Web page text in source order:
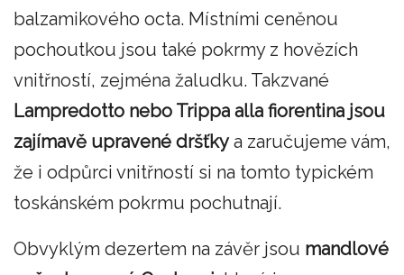
balzamikového octa. Místními ceněnou
pochoutkou jsou také pokrmy z hovězích
vnitřností, zejména žaludku. Takzvané
Lampredotto nebo Trippa alla fiorentina jsou
zajímavě upravené dršťkya zaručujeme vám,
že i odpůrci vnitřností si na tomto typickém
toskánském pokrmu pochutnají.
Obvyklým dezertem na závěr jsou mandlové